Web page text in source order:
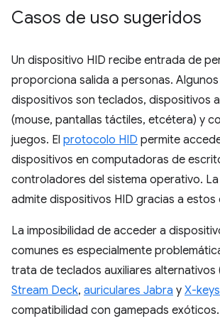
Casos de uso sugeridos
Un dispositivo HID recibe entrada de
proporciona salida a personas.
dispositivos son teclados, dispositivos
(mouse, pantallas táctiles, etcétera) y
juegos. El protocolo HID permite
dispositivos en computadoras de
controladores del sistema operativo.
admite dispositivos HID gracias a
La imposibilidad de acceder a
comunes es especialmente
trata de teclados auxiliares alternativos
Stream Deck, auriculares Jabra y X-keys
compatibilidad con gamepads